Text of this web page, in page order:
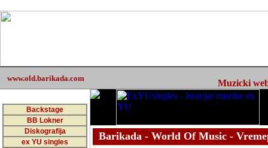
www.old.barikada.com Muzicki
Backstage
BB Lokner
Diskografija
ex YU singles
Barikada - World Of Music -